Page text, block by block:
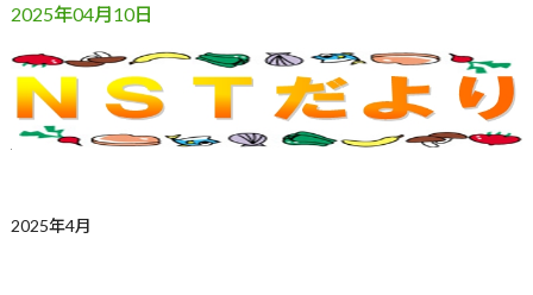
2025年04月10日
2025年4月